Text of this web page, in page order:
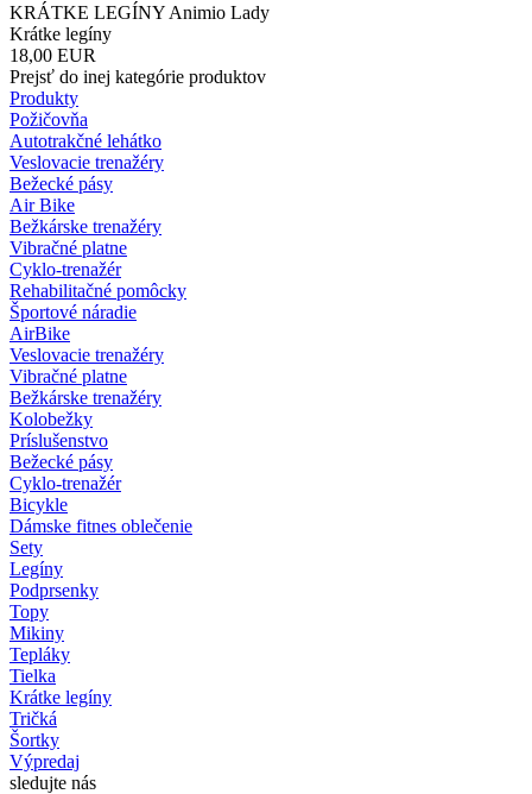
KRÁTKE LEGÍNY Animio Lady
Krátke legíny
18,00 EUR
Prejsť do inej kategórie produktov
Produkty
Požičovňa
Autotrakčné lehátko
Veslovacie trenažéry
Bežecké pásy
Air Bike
Bežkárske trenažéry
Vibračné platne
Cyklo-trenažér
Rehabilitačné pomôcky
Športové náradie
AirBike
Veslovacie trenažéry
Vibračné platne
Bežkárske trenažéry
Kolobežky
Príslušenstvo
Bežecké pásy
Cyklo-trenažér
Bicykle
Dámske fitnes oblečenie
Sety
Legíny
Podprsenky
Topy
Mikiny
Tepláky
Tielka
Krátke legíny
Tričká
Šortky
Výpredaj
sledujte nás